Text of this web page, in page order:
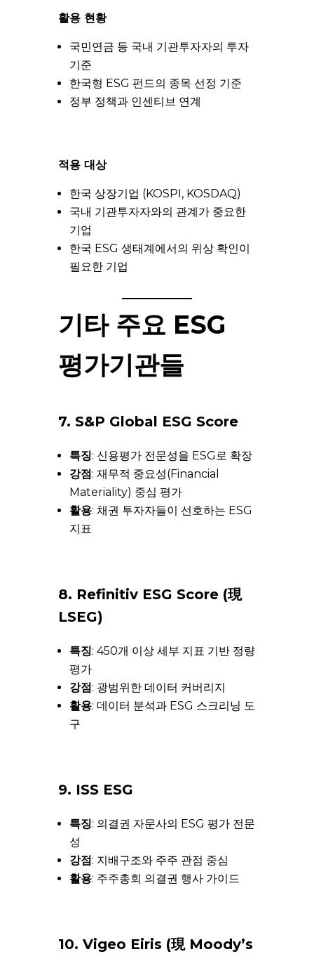
활용 현황
국민연금 등 국내 기관투자자의 투자
기준
한국형 ESG 펀드의 종목 선정 기준
정부 정책과 인센티브 연계
적용 대상
한국 상장기업 (KOSPI, KOSDAQ)
국내 기관투자자와의 관계가 중요한
기업
한국 ESG 생태계에서의 위상 확인이
필요한 기업
기타 주요 ESG
평가기관들
7. S&P Global ESG Score
특징: 신용평가 전문성을 ESG로 확장
강점: 재무적 중요성(Financial
Materiality) 중심 평가
활용: 채권 투자자들이 선호하는 ESG
지표
8. Refinitiv ESG Score (現
LSEG)
특징: 450개 이상 세부 지표 기반 정량
평가
강점: 광범위한 데이터 커버리지
활용: 데이터 분석과 ESG 스크리닝 도
구
9. ISS ESG
특징: 의결권 자문사의 ESG 평가 전문
성
강점: 지배구조와 주주 관점 중심
활용: 주주총회 의결권 행사 가이드
10. Vigeo Eiris (現 Moody’s